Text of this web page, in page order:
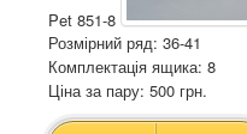
Pet 851-8
Розмірний ряд: 36-41
Комплектація ящика: 8
Ціна за пару: 500 грн.